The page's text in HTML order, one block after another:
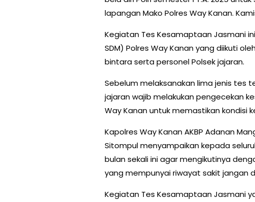
lapangan Mako Polres Way Kanan.
Kegiatan Tes Kesamaptaan Jasmani
SDM) Polres Way Kanan yang diikuti
bintara serta personel Polsek jajaran.
Sebelum melaksanakan lima jenis tes
jajaran wajib melakukan pengecekan
Way Kanan untuk memastikan kondisi
Kapolres Way Kanan AKBP Adanan
Sitompul menyampaikan kepada
bulan sekali ini agar mengikutinya
yang mempunyai riwayat sakit jangan
Kegiatan Tes Kesamaptaan Jasmani